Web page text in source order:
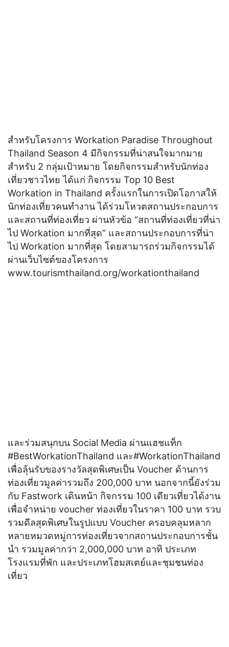
สำหรับโครงการ Workation Paradise Throughout
Thailand Season 4 มีกิจกรรมที่น่าสนใจมากมาย
สำหรับ 2 กลุ่มเป้าหมาย โดยกิจกรรมสำหรับนักท่อง
เที่ยวชาวไทย ได้แก่ กิจกรรม Top 10 Best
Workation in Thailand ครั้งแรกในการเปิดโอกาสให้
นักท่องเที่ยวคนทำงาน ได้ร่วมโหวตสถานประกอบการ
และสถานที่ท่องเที่ยว ผ่านหัวข้อ “สถานที่ท่องเที่ยวที่น่า
ไป Workation มากที่สุด” และสถานประกอบการที่น่า
ไป Workation มากที่สุด โดยสามารถร่วมกิจกรรมได้
ผ่านเว็บไซต์ของโครงการ
www.tourismthailand.org/workationthailand
และร่วมสนุกบน Social Media ผ่านแฮชแท็ก
#BestWorkationThailand และ#WorkationThailand
เพื่อลุ้นรับของรางวัลสุดพิเศษเป็น Voucher ด้านการ
ท่องเที่ยวมูลค่ารวมถึง 200,000 บาท นอกจากนี้ยังร่วม
กับ Fastwork เดินหน้า กิจกรรม 100 เดียวเที่ยวได้งาน
เพื่อจำหน่าย voucher ท่องเที่ยวในราคา 100 บาท รวบ
รวมดีลสุดพิเศษในรูปแบบ Voucher ครอบคลุมหลาก
หลายหมวดหมู่การท่องเที่ยวจากสถานประกอบการชั้น
นำ รวมมูลค่ากว่า 2,000,000 บาท อาทิ ประเภท
โรงแรมที่พัก และประเภทโฮมสเตย์และชุมชนท่อง
เที่ยว